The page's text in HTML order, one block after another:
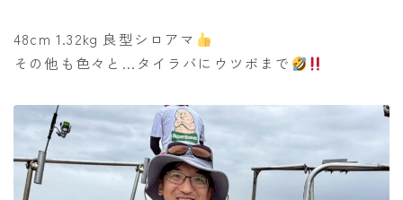
乗船料金
48cm 1.32kg 良型シロアマ
その他も色々と…タイラバにウツボまで